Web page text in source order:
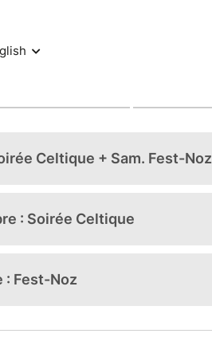
Celtique + Sam. Fest-Noz
: Soirée Celtique
: Fest-Noz